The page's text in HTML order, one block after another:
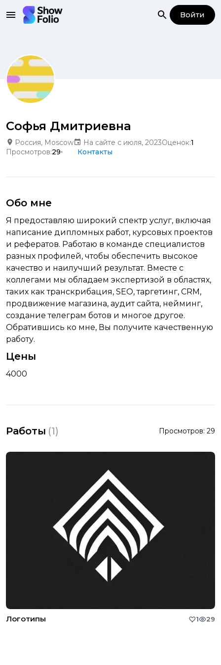
Войти
Софья Дмитриевна
Россия, Moscow На сайте с июля, 2023Оценок:1
Просмотров:29 Контакты
Обо мне
Я предоставляю широкий спектр услуг, включая
написание дипломных работ, курсовых проектов
и рефератов. Работаю в команде специалистов
разных профилей, чтобы обеспечить высокое
качество и наилучший результат. Вместе с
коллегами мы обладаем экспертизой в областях,
таких как транскрибация, SEO, таргетинг, CRM,
продвижение магазина, аудит сайта, нейминг,
создание телеграм ботов и многое другое.
Обратившись ко мне, Вы получите качественную
работу.
Цены
4000
Работы (1) Просмотров: 29
Логотипы 1 29